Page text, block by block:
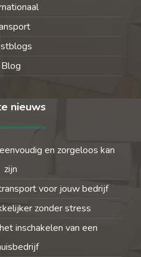
Blog
nieuws
en zorgeloos kan
zijn
voor jouw bedrijf
zonder stress
inschakelen van een